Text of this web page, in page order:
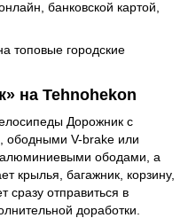
банковской картой,
топовые городские
на Tehnohekon
Дорожник с
ободными V-brake или
ободами, а
крылья, багажник, корзину,
сразу отправиться в
доработки.